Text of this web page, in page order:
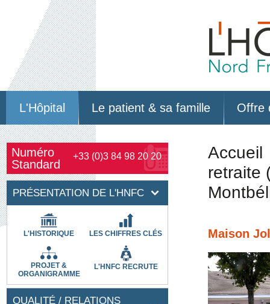
L'Hôpital Le patient & sa famille Offre
Numéro
Standard
+33 (0)3 84 98 20 20
PRÉSENTATION DE L'HNFC
L'HISTORIQUE LES CHIFFRES CLÉS
PROJET &
ORGANIGRAMME
L'HNFC RECRUTE
QUALITÉ / RELATIONS
Accueil
retraite
Maison